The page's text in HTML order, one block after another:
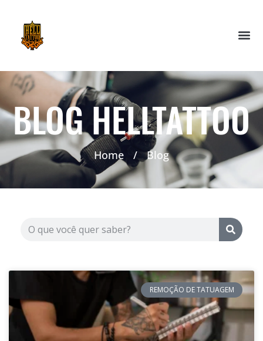
BLOG HELLTATTOO
Home / Blog
REMOÇÃO DE TATUAGEM